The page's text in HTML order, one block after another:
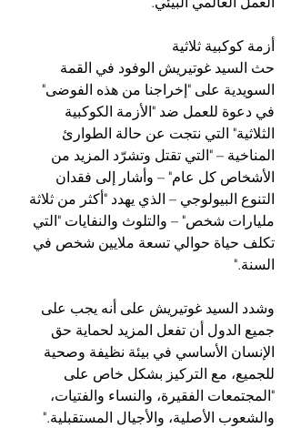
أزمة كوكبية ثلاثية
حث السيد غوتيريش الوفود في القمة
السويدية على "إخراجنا من هذه الفوضى"
في دعوة للعمل ضد "الأزمة الكوكبية
الثلاثية" التي نتجت عن حالة الطوارئ
المناخية – "التي تقتل وتشرّد المزيد من
الأشخاص كل عام" – وأشار إلى فقدان
التنوع البيولوجي – الذي يهدد "أكثر من ثلاثة
مليارات شخص" – والتلوث والنفايات "التي
تكلف حياة حوالي تسعة ملايين شخص في
السنة."
وشدد السيد غوتيريش على أنه يجب على
جميع الدول أن تفعل المزيد لحماية حق
الإنسان الأساسي في بيئة نظيفة وصحية
للجميع، مع التركيز بشكل خاص على
"المجتمعات الفقيرة، والنساء والفتيات،
والشعوب الأصلية، والأجيال المستقبلية."